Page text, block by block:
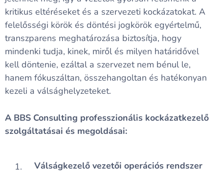
kritikus eltéréseket és a szervezeti kockázatokat. A
felelősségi körök és döntési jogkörök egyértelmű,
transzparens meghatározása biztosítja, hogy
mindenki tudja, kinek, miről és milyen határidővel
kell döntenie, ezáltal a szervezet nem bénul le,
hanem fókuszáltan, összehangoltan és hatékonyan
kezeli a válsághelyzeteket.
A BBS Consulting professzionális kockázatkezelő
szolgáltatásai és megoldásai:
Válságkezelő vezetői operációs rendszer